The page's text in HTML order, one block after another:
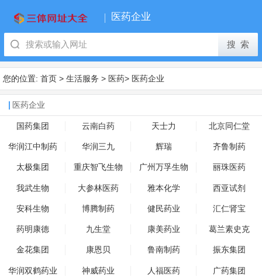
医药企业
您的位置: 首页 > 生活服务 > 医药> 医药企业
医药企业
国药集团 云南白药 天士力 北京同仁堂
华润江中制药 华润三九 辉瑞 齐鲁制药
太极集团 重庆智飞生物 广州万孚生物 丽珠医药
我武生物 大参林医药 雅本化学 西亚试剂
安科生物 博腾制药 健民药业 汇仁肾宝
药明康德 九生堂 康美药业 葛兰素史克
金花集团 康恩贝 鲁南制药 振东集团
华润双鹤药业 神威药业 人福医药 广药集团